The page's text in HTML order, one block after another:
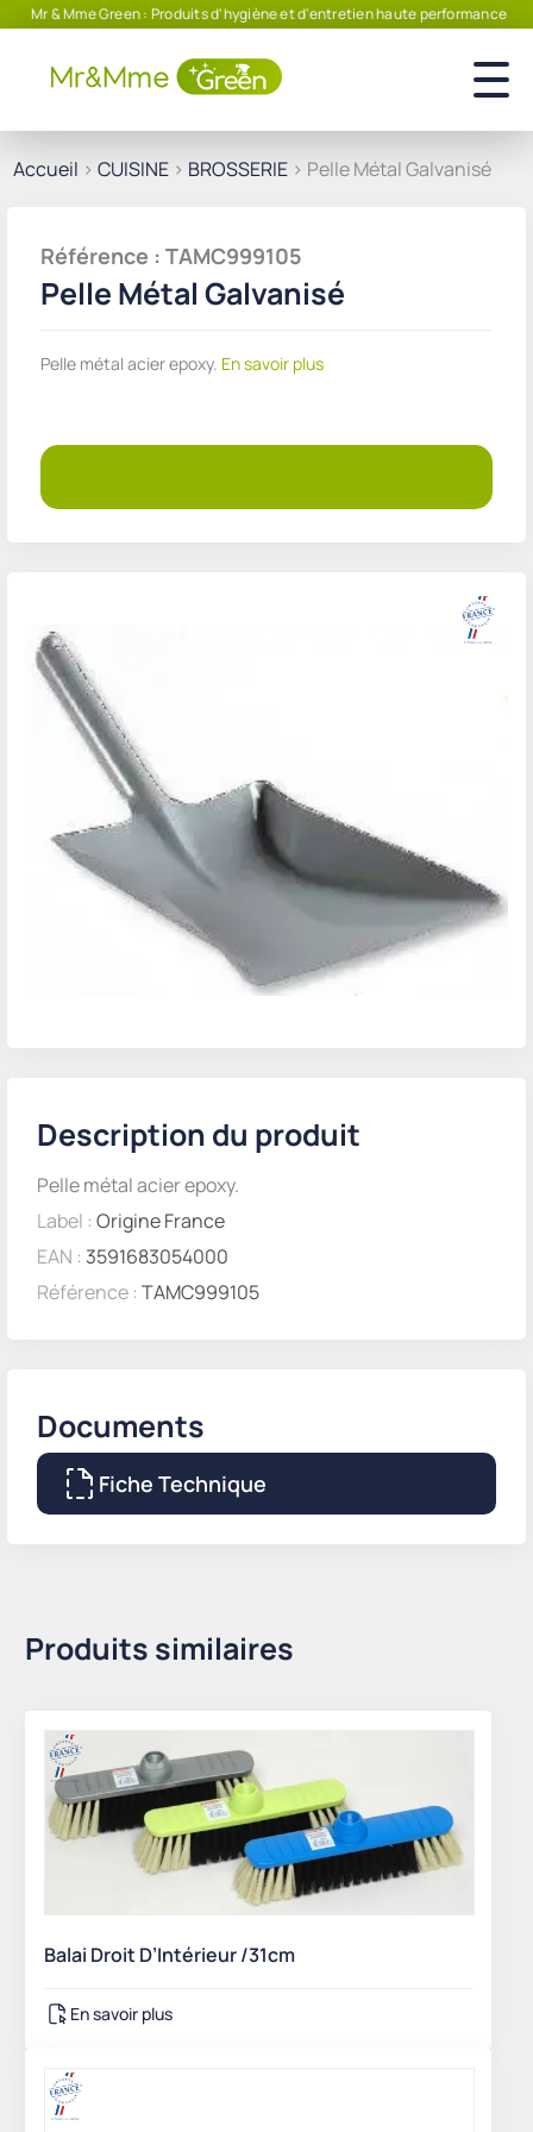
Mr & Mme Green : Produits d'hygiène et d'entretien haute performance
Accueil > CUISINE > BROSSERIE > Pelle Métal Galvanisé
Description du produit
Pelle métal acier epoxy.
Label : Origine France
EAN : 3591683054000
Référence : TAMC999105
Documents
Fiche Technique
Référence : TAMC999105
Pelle Métal Galvanisé
Pelle métal acier epoxy. En savoir plus
Produits similaires
Balai Droit D’Intérieur /31cm
En savoir plus